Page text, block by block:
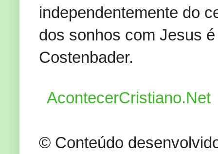
independentemente do
dos sonhos com Jesus
Costenbader.
AcontecerCristiano.Net
© Conteúdo